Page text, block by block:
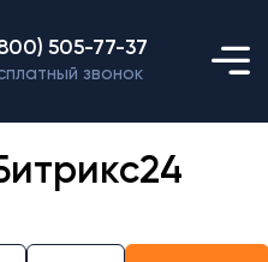
505-77-37
звонок